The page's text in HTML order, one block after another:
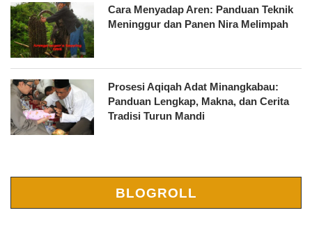
Cara Menyadap Aren: Panduan Teknik
Meninggur dan Panen Nira Melimpah
Prosesi Aqiqah Adat Minangkabau:
Panduan Lengkap, Makna, dan Cerita
Tradisi Turun Mandi
BLOGROLL